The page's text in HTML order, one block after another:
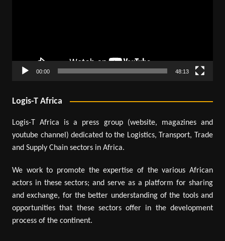
00:00 48:13
Logis-T Africa
Logis-T Africa is a press group (website, magazines and
youtube channel) dedicated to the Logistics, Transport, Trade
and Supply Chain sectors in Africa.
We work to promote the expertise of the various African
actors in these sectors; and serve as a platform for sharing
and exchange, for the better understanding of the tools and
opportunities that these sectors offer in the development
process of the continent.